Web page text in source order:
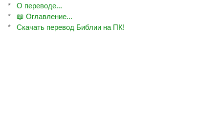
*
О переводе...
*
📖 Оглавление...
*
Скачать перевод Библии на ПК!